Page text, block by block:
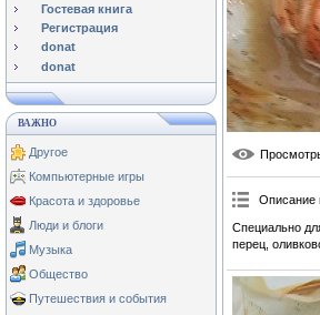
Гостевая книга
Регистрация
donat
donat
ВАЖНО
Другое
Компьютерные игры
Красота и здоровье
Люди и блоги
Музыка
Общество
Путешествия и события
Описание
Специально
перец,